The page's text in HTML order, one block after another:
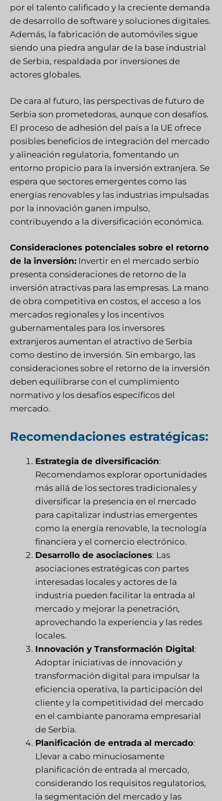
por el talento calificado y la creciente demanda
de desarrollo de software y soluciones digitales.
Además, la fabricación de automóviles sigue
siendo una piedra angular de la base industrial
de Serbia, respaldada por inversiones de
actores globales.
De cara al futuro, las perspectivas de futuro de
Serbia son prometedoras, aunque con desafíos.
El proceso de adhesión del país a la UE ofrece
posibles beneficios de integración del mercado
y alineación regulatoria, fomentando un
entorno propicio para la inversión extranjera. Se
espera que sectores emergentes como las
energías renovables y las industrias impulsadas
por la innovación ganen impulso,
contribuyendo a la diversificación económica.
Consideraciones potenciales sobre el retorno
de la inversión: Invertir en el mercado serbio
presenta consideraciones de retorno de la
inversión atractivas para las empresas. La mano
de obra competitiva en costos, el acceso a los
mercados regionales y los incentivos
gubernamentales para los inversores
extranjeros aumentan el atractivo de Serbia
como destino de inversión. Sin embargo, las
consideraciones sobre el retorno de la inversión
deben equilibrarse con el cumplimiento
normativo y los desafíos específicos del
mercado.
Recomendaciones estratégicas:
Estrategia de diversificación:
Recomendamos explorar oportunidades
más allá de los sectores tradicionales y
diversificar la presencia en el mercado
para capitalizar industrias emergentes
como la energía renovable, la tecnología
financiera y el comercio electrónico.
Desarrollo de asociaciones: Las
asociaciones estratégicas con partes
interesadas locales y actores de la
industria pueden facilitar la entrada al
mercado y mejorar la penetración,
aprovechando la experiencia y las redes
locales.
Innovación y Transformación Digital:
Adoptar iniciativas de innovación y
transformación digital para impulsar la
eficiencia operativa, la participación del
cliente y la competitividad del mercado
en el cambiante panorama empresarial
de Serbia.
Planificación de entrada al mercado:
Llevar a cabo minuciosamente
planificación de entrada al mercado,
considerando los requisitos regulatorios,
la segmentación del mercado y las